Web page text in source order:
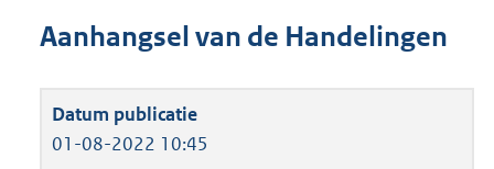
Aanhangsel van de Handelingen
01-08-2022 10:45